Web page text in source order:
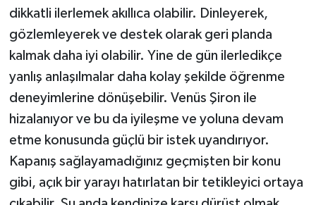
dikkatli ilerlemek akıllıca olabilir. Dinleyerek,
gözlemleyerek ve destek olarak geri planda
kalmak daha iyi olabilir. Yine de gün ilerledikçe
yanlış anlaşılmalar daha kolay şekilde öğrenme
deneyimlerine dönüşebilir. Venüs Şiron ile
hizalanıyor ve bu da iyileşme ve yoluna devam
etme konusunda güçlü bir istek uyandırıyor.
Kapanış sağlayamadığınız geçmişten bir konu
gibi, açık bir yarayı hatırlatan bir tetikleyici ortaya